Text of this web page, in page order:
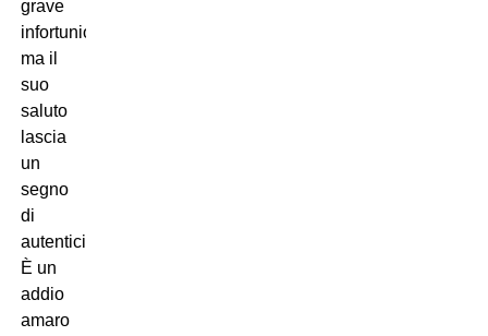
grave
infortunio,
ma il
suo
saluto
lascia
un
segno
di
autenticità.
È un
addio
amaro